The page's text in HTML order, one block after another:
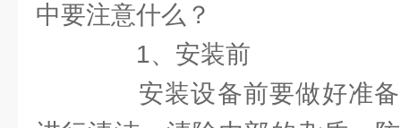
中要注意什么？
1、安装前
安装设备前要做好准备